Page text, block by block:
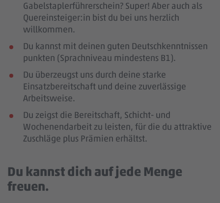
Gabelstaplerführerschein? Super! Aber auch als
Quereinsteiger:in bist du bei uns herzlich
willkommen.
Du kannst mit deinen guten Deutschkenntnissen
punkten (Sprachniveau mindestens B1).
Du überzeugst uns durch deine starke
Einsatzbereitschaft und deine zuverlässige
Arbeitsweise.
Du zeigst die Bereitschaft, Schicht- und
Wochenendarbeit zu leisten, für die du attraktive
Zuschläge plus Prämien erhältst.
Du kannst dich auf jede Menge
freuen.